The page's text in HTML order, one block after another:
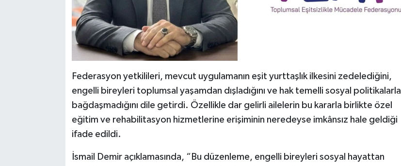
Federasyon yetkilileri, mevcut uygulamanın eşit yurttaşlık ilkesini zedelediğini,
engelli bireyleri toplumsal yaşamdan dışladığını ve hak temelli sosyal politikalarla
bağdaşmadığını dile getirdi. Özellikle dar gelirli ailelerin bu kararla birlikte özel
eğitim ve rehabilitasyon hizmetlerine erişiminin neredeyse imkânsız hale geldiği
ifade edildi.
İsmail Demir açıklamasında, “Bu düzenleme, engelli bireyleri sosyal hayattan